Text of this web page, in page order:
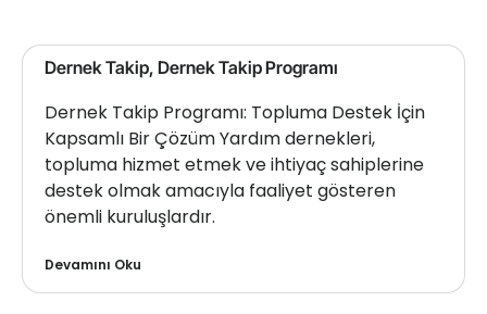
Dernek Takip, Dernek Takip Programı
Dernek Takip Programı: Topluma Destek İçin
Kapsamlı Bir Çözüm Yardım dernekleri,
topluma hizmet etmek ve ihtiyaç sahiplerine
destek olmak amacıyla faaliyet gösteren
önemli kuruluşlardır.
Devamını Oku